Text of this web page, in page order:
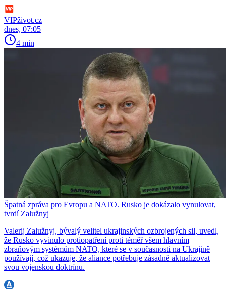
VIPživot.cz
dnes, 07:05
4 min
Špatná zpráva pro Evropu a NATO. Rusko je dokázalo vynulovat,
tvrdí Zalužnyj
Valerij Zalužnyj, bývalý velitel ukrajinských ozbrojených sil, uvedl,
že Rusko vyvinulo protiopatření proti téměř všem hlavním
zbraňovým systémům NATO, které se v současnosti na Ukrajině
používají, což ukazuje, že aliance potřebuje zásadně aktualizovat
svou vojenskou doktrínu.